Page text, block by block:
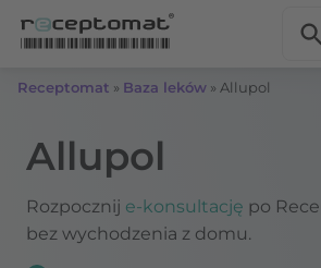
Receptomat » Baza leków » Allupol
Allupol
Rozpocznij e-konsultację po
bez wychodzenia z domu.